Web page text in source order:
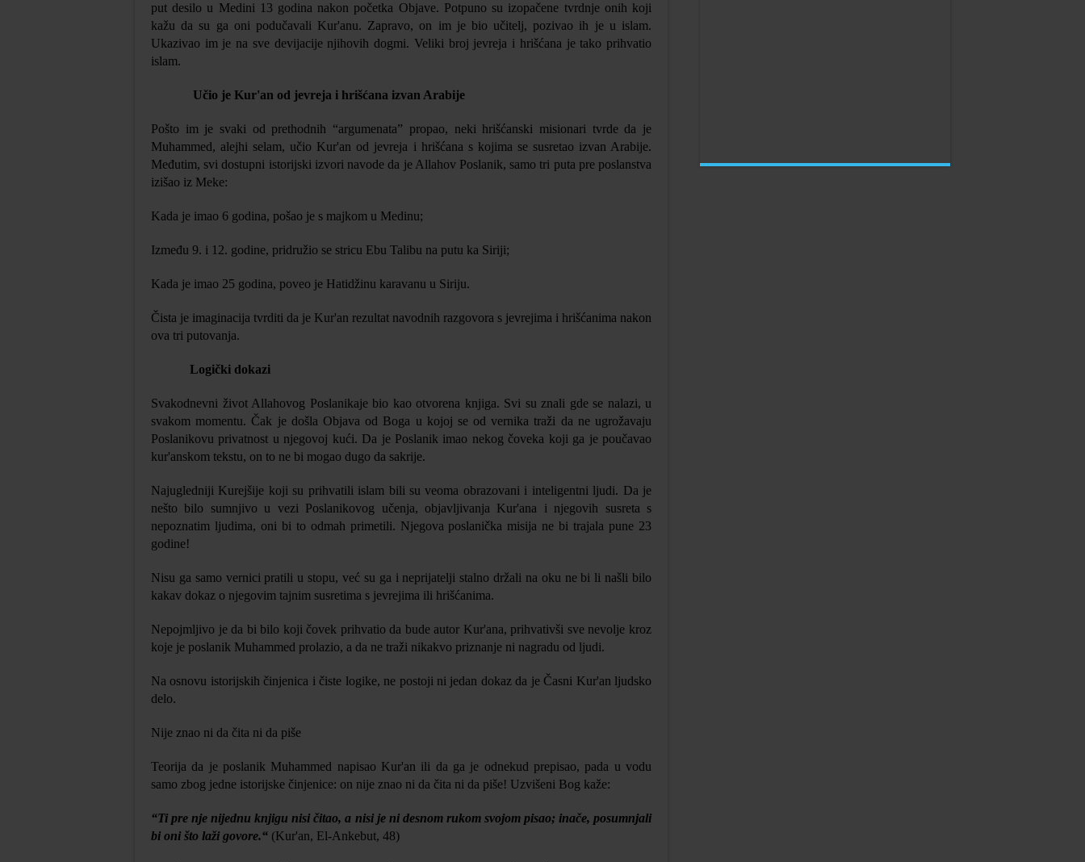
put desilo u Medini 13 godina nakon početka Objave. Potpuno su izopačene tvrdnje onih koji
kažu da su ga oni podučavali Kur'anu. Zapravo, on im je bio učitelj, pozivao ih je u islam.
Ukazivao im je na sve devijacije njihovih dogmi. Veliki broj jevreja i hrišćana je tako prihvatio
islam.
Učio je Kur'an od jevreja i hrišćana izvan Arabije
Pošto im je svaki od prethodnih “argumenata” propao, neki hrišćanski misionari tvrde da je
Muhammed, alejhi selam, učio Kur'an od jevreja i hrišćana s kojima se susretao izvan Arabije.
Međutim, svi dostupni istorijski izvori navode da je Allahov Poslanik, samo tri puta pre poslanstva
izišao iz Meke:
Kada je imao 6 godina, pošao je s majkom u Medinu;
Između 9. i 12. godine, pridružio se stricu Ebu Talibu na putu ka Siriji;
Kada je imao 25 godina, poveo je Hatidžinu karavanu u Siriju.
Čista je imaginacija tvrditi da je Kur'an rezultat navodnih razgovora s jevrejima i hrišćanima nakon
ova tri putovanja.
Logički dokazi
Svakodnevni život Allahovog Poslanikaje bio kao otvorena knjiga. Svi su znali gde se nalazi, u
svakom momentu. Čak je došla Objava od Boga u kojoj se od vernika traži da ne ugrožavaju
Poslanikovu privatnost u njegovoj kući. Da je Poslanik imao nekog čoveka koji ga je poučavao
kur'anskom tekstu, on to ne bi mogao dugo da sakrije.
Najugledniji Kurejšije koji su prihvatili islam bili su veoma obrazovani i inteligentni ljudi. Da je
nešto bilo sumnjivo u vezi Poslanikovog učenja, objavljivanja Kur'ana i njegovih susreta s
nepoznatim ljudima, oni bi to odmah primetili. Njegova poslanička misija ne bi trajala pune 23
godine!
Nisu ga samo vernici pratili u stopu, već su ga i neprijatelji stalno držali na oku ne bi li našli bilo
kakav dokaz o njegovim tajnim susretima s jevrejima ili hrišćanima.
Nepojmljivo je da bi bilo koji čovek prihvatio da bude autor Kur'ana, prihvativši sve nevolje kroz
koje je poslanik Muhammed prolazio, a da ne traži nikakvo priznanje ni nagradu od ljudi.
Na osnovu istorijskih činjenica i čiste logike, ne postoji ni jedan dokaz da je Časni Kur'an ljudsko
delo.
Nije znao ni da čita ni da piše
Teorija da je poslanik Muhammed napisao Kur'an ili da ga je odnekud prepisao, pada u vodu
samo zbog jedne istorijske činjenice: on nije znao ni da čita ni da piše! Uzvišeni Bog kaže:
“Ti pre nje nijednu knjigu nisi čitao, a nisi je ni desnom rukom svojom pisao; inače, posumnjali
bi oni što laži govore.“ (Kur'an, El-Ankebut, 48)